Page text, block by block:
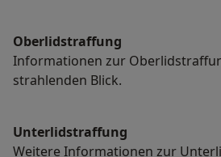
Oberlidstraffung
Informationen zur
strahlenden Blick.
Unterlidstraffung
Weitere Informationen zur